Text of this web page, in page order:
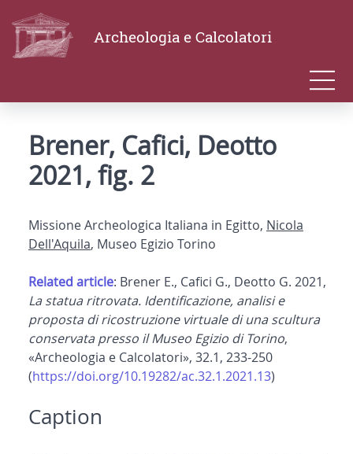
Archeologia e Calcolatori
Brener, Cafici, Deotto
2021, fig. 2
Missione Archeologica Italiana in Egitto, Nicola
Dell'Aquila, Museo Egizio Torino
Related article: Brener E., Cafici G., Deotto G. 2021,
La statua ritrovata. Identificazione, analisi e
proposta di ricostruzione virtuale di una scultura
conservata presso il Museo Egizio di Torino,
«Archeologia e Calcolatori», 32.1, 233-250
(https://doi.org/10.19282/ac.32.1.2021.13)
Caption